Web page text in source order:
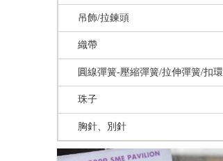
吊飾/拉鍊頭
織帶
圓線彈簧-壓縮彈簧/拉伸彈簧/扣環
珠子
胸針、別針